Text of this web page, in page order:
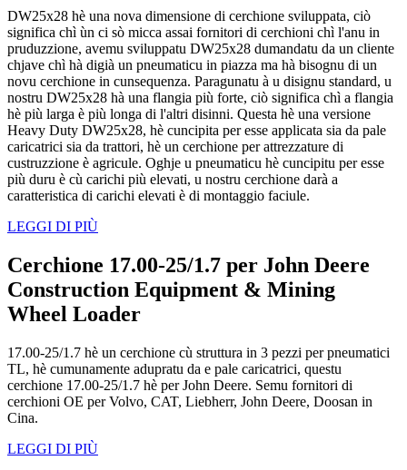
DW25x28 hè una nova dimensione di cerchione sviluppata, ciò
significa chì ùn ci sò micca assai fornitori di cerchioni chì l'anu in
pruduzzione, avemu sviluppatu DW25x28 dumandatu da un cliente
chjave chì hà digià un pneumaticu in piazza ma hà bisognu di un
novu cerchione in cunsequenza. Paragunatu à u disignu standard, u
nostru DW25x28 hà una flangia più forte, ciò significa chì a flangia
hè più larga è più longa di l'altri disinni. Questa hè una versione
Heavy Duty DW25x28, hè cuncipita per esse applicata sia da pale
caricatrici sia da trattori, hè un cerchione per attrezzature di
custruzzione è agricule. Oghje u pneumaticu hè cuncipitu per esse
più duru è cù carichi più elevati, u nostru cerchione darà a
caratteristica di carichi elevati è di montaggio faciule.
LEGGI DI PIÙ
Cerchione 17.00-25/1.7 per John Deere
Construction Equipment & Mining
Wheel Loader
17.00-25/1.7 hè un cerchione cù struttura in 3 pezzi per pneumatici
TL, hè cumunamente adupratu da e pale caricatrici, questu
cerchione 17.00-25/1.7 hè per John Deere. Semu fornitori di
cerchioni OE per Volvo, CAT, Liebherr, John Deere, Doosan in
Cina.
LEGGI DI PIÙ